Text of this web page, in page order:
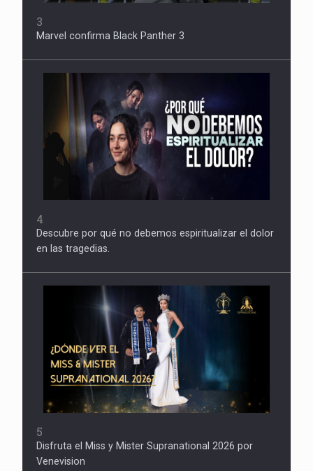
3
Marvel confirma Black Panther 3
4
Descubre por qué no debemos espiritualizar el dolor
en las tragedias.
5
Disfruta el Miss y Mister Supranational 2026 por
Venevision